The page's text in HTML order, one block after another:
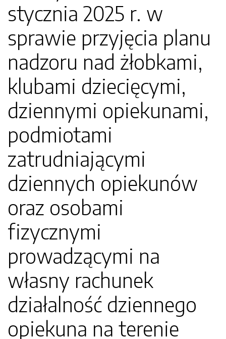
stycznia 2025 r. w
sprawie przyjęcia planu
nadzoru nad żłobkami,
klubami dziecięcymi,
dziennymi opiekunami,
podmiotami
zatrudniającymi
dziennych opiekunów
oraz osobami
fizycznymi
prowadzącymi na
własny rachunek
działalność dziennego
opiekuna na terenie